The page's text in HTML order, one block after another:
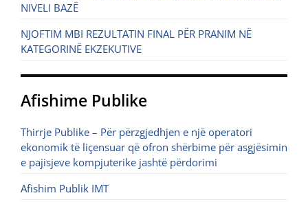
NIVELI BAZË
NJOFTIM MBI REZULTATIN FINAL PËR PRANIM NË
KATEGORINË EKZEKUTIVE
Afishime Publike
Thirrje Publike – Për përzgjedhjen e një operatori
ekonomik të liçensuar që ofron shërbime për asgjësimin
e pajisjeve kompjuterike jashtë përdorimi
Afishim Publik IMT